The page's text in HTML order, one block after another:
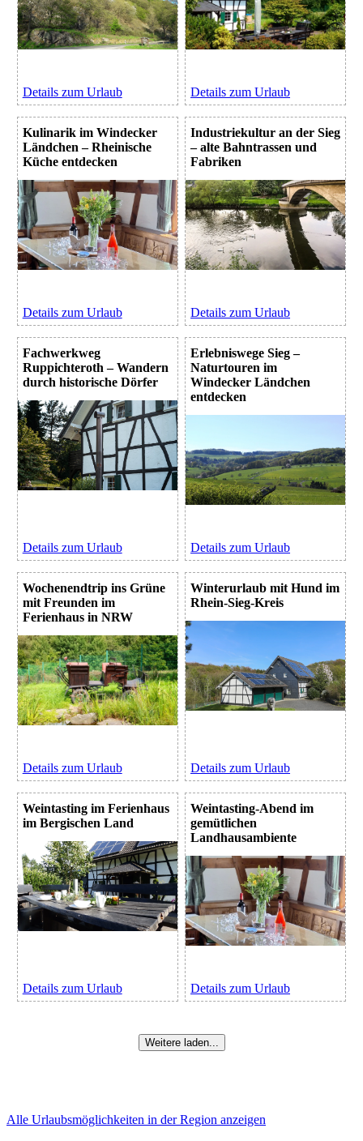
Details zum Urlaub Details zum Urlaub
Kulinarik im Windecker
Ländchen – Rheinische
Küche entdecken
Details zum Urlaub
Industriekultur an der Sieg
– alte Bahntrassen und
Fabriken
Details zum Urlaub
Fachwerkweg
Ruppichteroth – Wandern
durch historische Dörfer
Details zum Urlaub
Erlebniswege Sieg –
Naturtouren im
Windecker Ländchen
entdecken
Details zum Urlaub
Wochenendtrip ins Grüne
mit Freunden im
Ferienhaus in NRW
Details zum Urlaub
Winterurlaub mit Hund im
Rhein-Sieg-Kreis
Details zum Urlaub
Weintasting im Ferienhaus
im Bergischen Land
Details zum Urlaub
Weintasting-Abend im
gemütlichen
Landhausambiente
Details zum Urlaub
Weitere laden...
Alle Urlaubsmöglichkeiten in der Region anzeigen